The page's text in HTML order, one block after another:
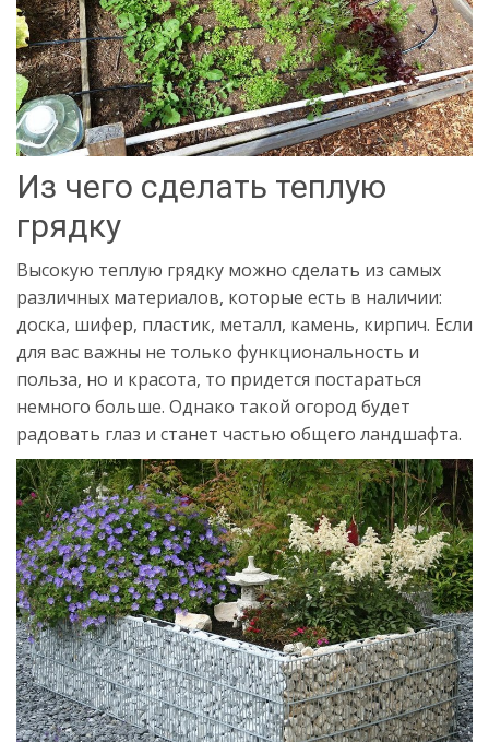
Из чего сделать теплую
грядку
Высокую теплую грядку можно сделать из самых
различных материалов, которые есть в наличии:
доска, шифер, пластик, металл, камень, кирпич. Если
для вас важны не только функциональность и
польза, но и красота, то придется постараться
немного больше. Однако такой огород будет
радовать глаз и станет частью общего ландшафта.